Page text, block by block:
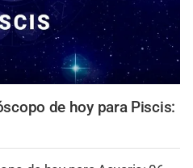
de hoy para Piscis: